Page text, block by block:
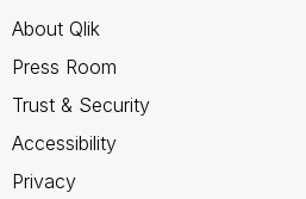
About Qlik
Press Room
Trust & Security
Accessibility
Privacy